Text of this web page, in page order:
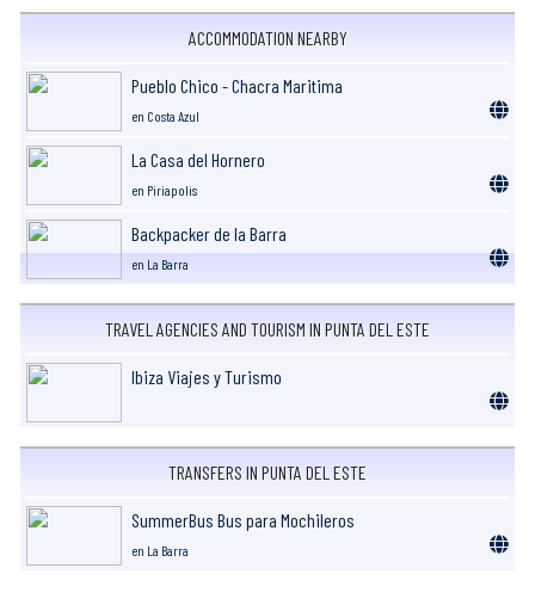
ACCOMMODATION NEARBY
Pueblo Chico - Chacra Maritima
en Costa Azul
La Casa del Hornero
en Piriapolis
Backpacker de la Barra
en La Barra
TRAVEL AGENCIES AND TOURISM IN PUNTA DEL ESTE
Ibiza Viajes y Turismo
TRANSFERS IN PUNTA DEL ESTE
SummerBus Bus para Mochileros
en La Barra